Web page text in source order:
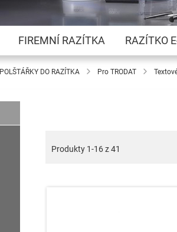
FIREMNÍ RAZÍTKA RAZÍTKO
POLŠTÁŘKY DO RAZÍTKA Pro TRODAT
Produkty 1-16z41